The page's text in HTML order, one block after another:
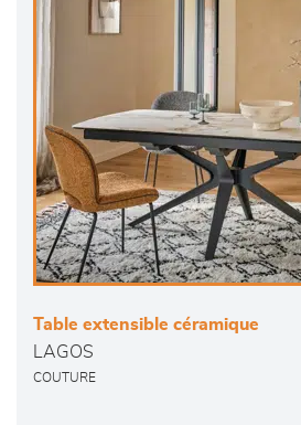
Table extensible céramique
LAGOS
COUTURE